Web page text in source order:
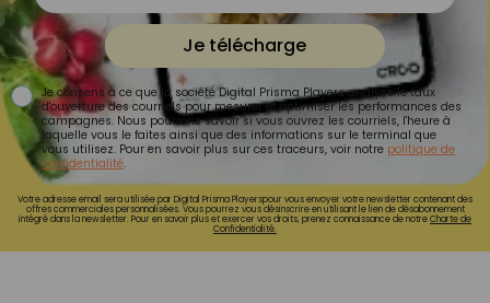
Je télécharge
Je consens à ce que la société Digital Prisma Players analyse le taux
d'ouverture des courriels pour mesurer et optimiser les performances des
campagnes. Nous pourrons savoir si vous ouvrez les courriels, l'heure à
laquelle vous le faites ainsi que des informations sur le terminal que
vous utilisez. Pour en savoir plus sur ces traceurs, voir notre politique de
confidentialité.
Votre adresse email sera utilisée par Digital Prisma Playerspour vous envoyer votre newsletter contenant des
offres commerciales personnalisées. Vous pourrez vous désinscrire en utilisant le lien de désabonnement
intégré dans la newsletter. Pour en savoir plus et exercer vos droits, prenez connaissance de notreCharte de
Confidentialité.